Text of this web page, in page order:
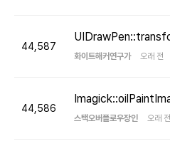
44,587
화이트해커연구가 오래
44,586
스택오버플로우장인 오래